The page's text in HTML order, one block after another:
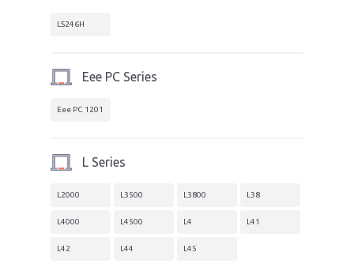
LS246H
Eee PC Series
Eee PC 1201
L Series
L2000 L3500 L3800 L38
L4000 L4500 L4 L41
L42 L44 L45